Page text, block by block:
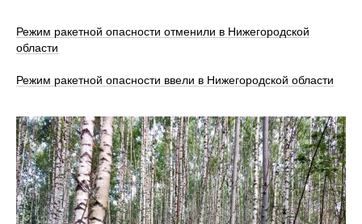
Режим ракетной опасности отменили в Нижегородской
области
Режим ракетной опасности ввели в Нижегородской области